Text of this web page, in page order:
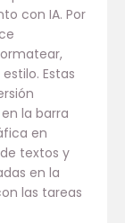
con IA. Por
Estas
la barra
en
textos y
en la
las tareas